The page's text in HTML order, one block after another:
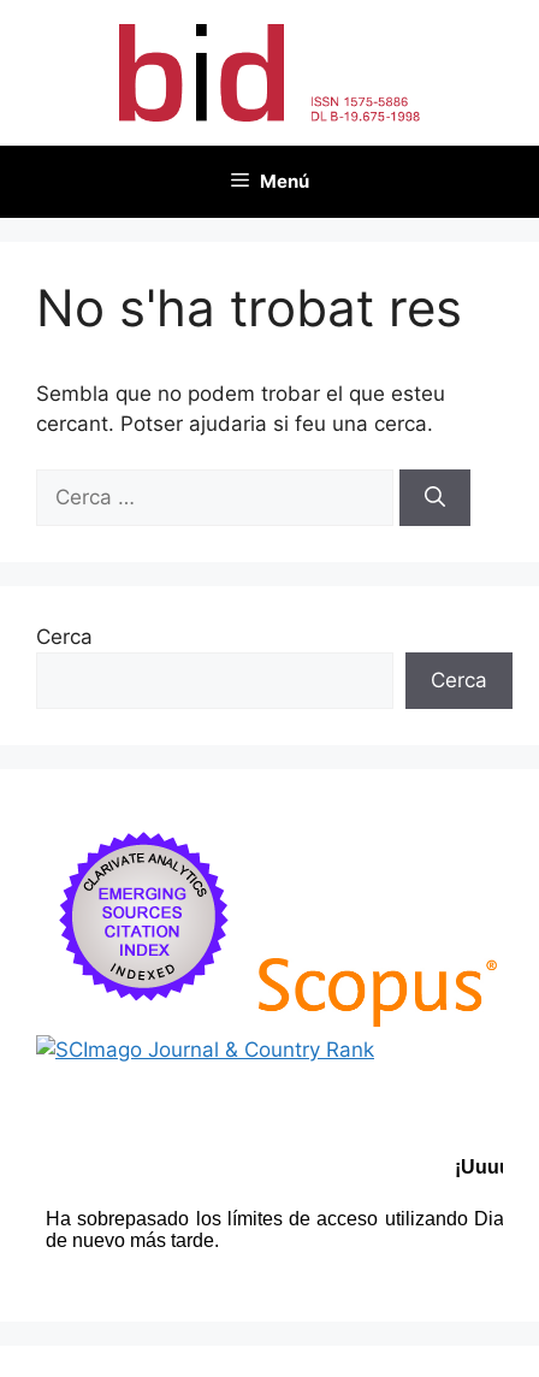
Menú
No s'ha trobat res
Sembla que no podem trobar el que esteu
cercant. Potser ajudaria si feu una cerca.
Cerca:
Cerca
Cerca